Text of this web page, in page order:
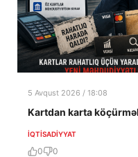
5 Avqust 2026 / 18:08
Kartdan karta
İQTISADIYYAT
0 0